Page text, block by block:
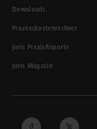
Downloads
Prozesskostenrechner
juris PraxisReporte
juris Magazin